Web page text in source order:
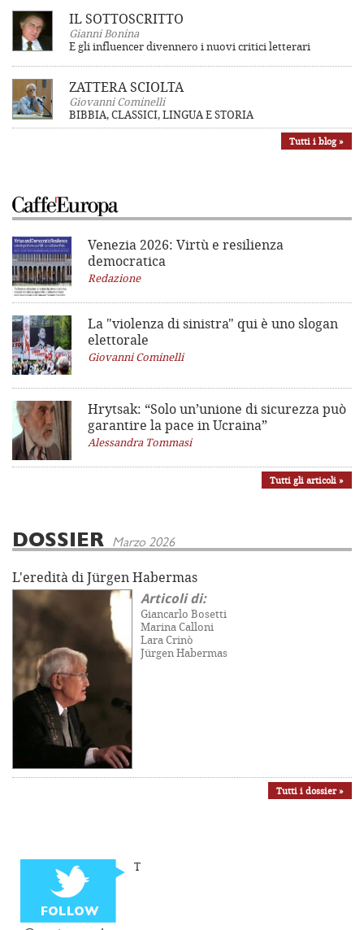
IL SOTTOSCRITTO
Gianni Bonina
E gli influencer divennero i nuovi critici letterari
ZATTERA SCIOLTA
Giovanni Cominelli
BIBBIA, CLASSICI, LINGUA E STORIA
Tutti i blog »
Venezia 2026: Virtù e resilienza
democratica
Redazione
La "violenza di sinistra" qui è uno slogan
elettorale
Giovanni Cominelli
Hrytsak: “Solo un’unione di sicurezza può
garantire la pace in Ucraina”
Alessandra Tommasi
Tutti gli articoli »
DOSSIER Marzo 2026
L'eredità di Jürgen Habermas
Articoli di:
Giancarlo Bosetti
Marina Calloni
Lara Crinò
Jürgen Habermas
Tutti i dossier »
T